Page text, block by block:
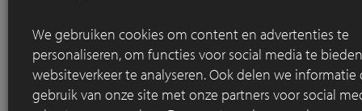
nauwelijks plaats. Vandaag oogt de Markt helemaal anders:
een levendige, groene ontmoetingsplek waar verblijven,
ontmoeten en bewegen centraal staan.
Lees meer
We gebruiken cookies om content en advertenties te
personaliseren, om functies voor social media te
websiteverkeer te analyseren. Ook delen we informatie
gebruik van onze site met onze partners voor social